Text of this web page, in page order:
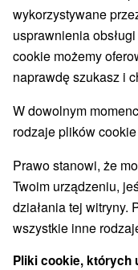
E +19°
wykorzystywane
usprawnienia
cookie możemy
naprawdę szukasz i
W dowolnym
rodzaje plików
Prawo stanowi, że
Twoim urządzeniu,
działania tej witryny.
wszystkie inne
Pliki cookie, których